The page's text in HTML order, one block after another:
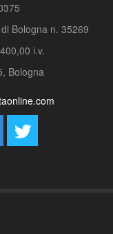
Bologna n. 35269
i.v.
Bologna